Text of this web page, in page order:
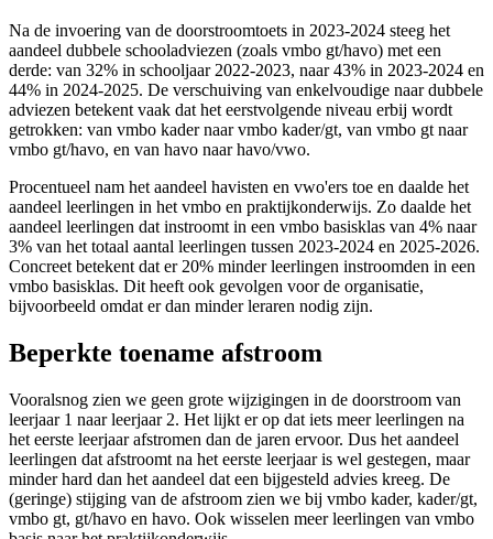
Na de invoering van de doorstroomtoets in 2023-2024 steeg het
aandeel dubbele schooladviezen (zoals vmbo gt/havo) met een
derde: van 32% in schooljaar 2022-2023, naar 43% in 2023-2024 en
44% in 2024-2025. De verschuiving van enkelvoudige naar dubbele
adviezen betekent vaak dat het eerstvolgende niveau erbij wordt
getrokken: van vmbo kader naar vmbo kader/gt, van vmbo gt naar
vmbo gt/havo, en van havo naar havo/vwo.
Procentueel nam het aandeel havisten en vwo'ers toe en daalde het
aandeel leerlingen in het vmbo en praktijkonderwijs. Zo daalde het
aandeel leerlingen dat instroomt in een vmbo basisklas van 4% naar
3% van het totaal aantal leerlingen tussen 2023-2024 en 2025-2026.
Concreet betekent dat er 20% minder leerlingen instroomden in een
vmbo basisklas. Dit heeft ook gevolgen voor de organisatie,
bijvoorbeeld omdat er dan minder leraren nodig zijn.
Beperkte toename afstroom
Vooralsnog zien we geen grote wijzigingen in de doorstroom van
leerjaar 1 naar leerjaar 2. Het lijkt er op dat iets meer leerlingen na
het eerste leerjaar afstromen dan de jaren ervoor. Dus het aandeel
leerlingen dat afstroomt na het eerste leerjaar is wel gestegen, maar
minder hard dan het aandeel dat een bijgesteld advies kreeg. De
(geringe) stijging van de afstroom zien we bij vmbo kader, kader/gt,
vmbo gt, gt/havo en havo. Ook wisselen meer leerlingen van vmbo